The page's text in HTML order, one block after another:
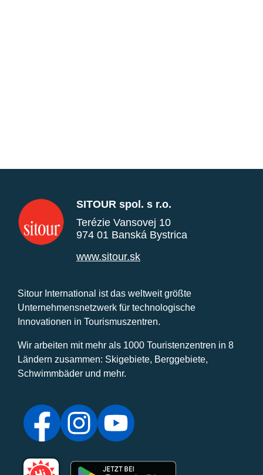
SITOUR spol. s r.o.
Terézie Vansovej 10
974 01 Banská Bystrica
www.sitour.sk
Sitour International ist das weltweit größte
Unternehmensnetzwerk für technologische
Innovationen in Tourismuszentren.
Wir arbeiten mit mehr als 1000 Touristenzentren in 8
Ländern zusammen: Skigebiete, Berggebiete,
Schwimmbäder und mehr.